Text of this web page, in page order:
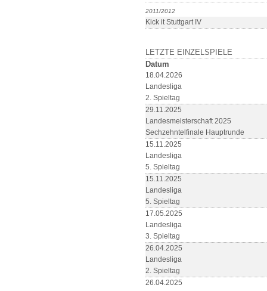
2011/2012
Kick it Stuttgart IV
LETZTE EINZELSPIELE
Datum
18.04.2026
Landesliga
2. Spieltag
29.11.2025
Landesmeisterschaft 2025
Sechzehntelfinale Hauptrunde
15.11.2025
Landesliga
5. Spieltag
15.11.2025
Landesliga
5. Spieltag
17.05.2025
Landesliga
3. Spieltag
26.04.2025
Landesliga
2. Spieltag
26.04.2025